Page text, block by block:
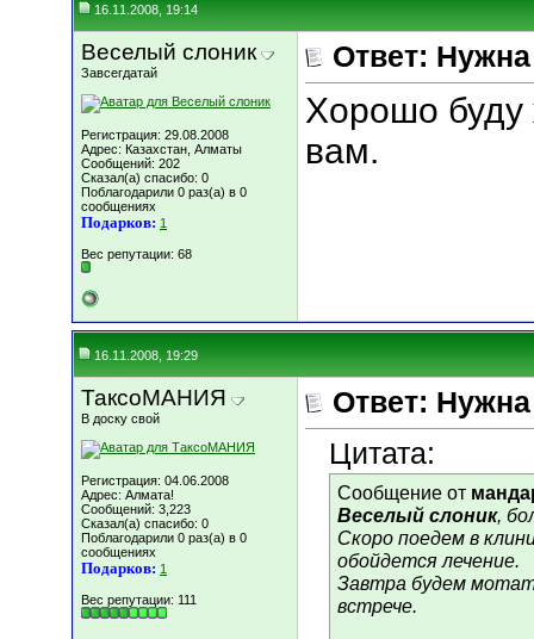
16.11.2008, 19:14
Веселый слоник
Завсегдатай
Регистрация: 29.08.2008
Адрес: Казахстан, Алматы
Сообщений: 202
Сказал(а) спасибо: 0
Поблагодарили 0 раз(а) в 0
сообщениях
Подарков: 1
Вес репутации: 68
Ответ:
Хорошо буду
вам.
16.11.2008, 19:29
ТаксоМАНИЯ
В доску свой
Регистрация: 04.06.2008
Адрес: Алмата!
Сообщений: 3,223
Сказал(а) спасибо: 0
Поблагодарили 0 раз(а) в 0
сообщениях
Подарков: 1
Вес репутации: 111
Ответ:
Цитата:
Сообщение от
Веселый слоник,
Скоро поедем в
обойдется лечение.
Завтра будем
встрече.